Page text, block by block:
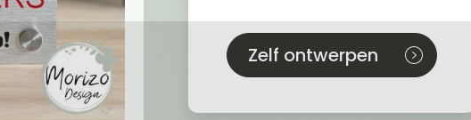
Zelf ontwerpen